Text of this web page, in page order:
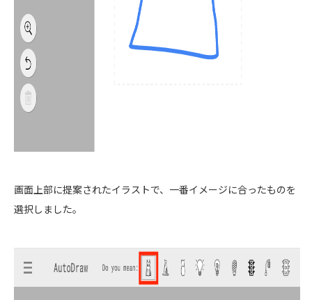
画面上部に提案されたイラストで、一番イメージに合ったものを
選択しました。